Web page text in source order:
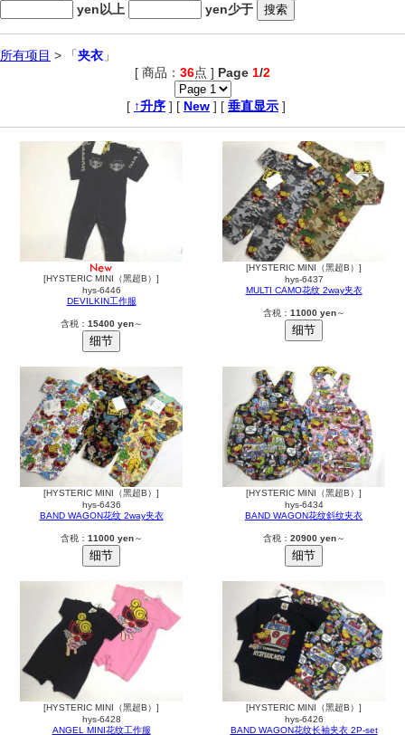
yen以上
yen少于
所有项目 > 「夹衣 」
[ 商品： 36点 ] Page 1/2
[ ↑升序 ] [ New ] [ 垂直显示 ]
[HYSTERIC MINI（黑超B）]
hys-6446
DEVILKIN工作服
含税： 15400 yen～
[HYSTERIC MINI（黑超B）]
hys-6437
MULTI CAMO花纹 2way夹衣
含税： 11000 yen～
[HYSTERIC MINI（黑超B）]
hys-6436
BAND WAGON花纹 2way夹衣
含税： 11000 yen～
[HYSTERIC MINI（黑超B）]
hys-6434
BAND WAGON花纹斜纹夹衣
含税： 20900 yen～
[HYSTERIC MINI（黑超B）]
hys-6428
ANGEL MINI花纹工作服
[HYSTERIC MINI（黑超B）]
hys-6426
BAND WAGON花纹长袖夹衣 2P-set